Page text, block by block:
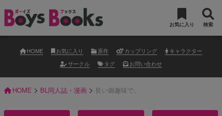
お気に入り 検索
HOME お気に入り 原作 カップリング
キャラクター
サークル
タグ お問い合わせ
HOME > BL同人誌・漫画 > 良い御趣味で。